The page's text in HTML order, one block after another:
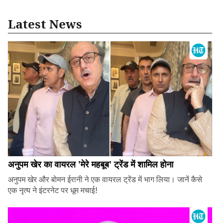
Latest News
अनुपम खेर का वायरल 'मेरे महबूब' ट्रेंड में शामिल होना
अनुपम खेर और बोमन ईरानी ने एक वायरल ट्रेंड में भाग लिया। जानें कैसे
एक नृत्य ने इंटरनेट पर धूम मचाई!